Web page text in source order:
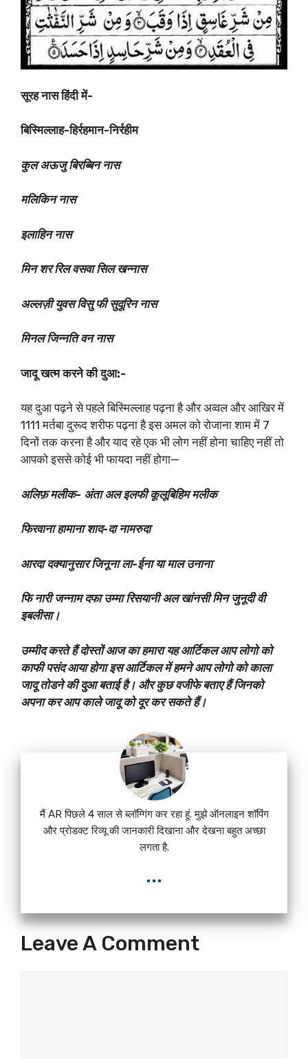
सूरह नास हिंदी में-
बिस्मिल्लाह-हिर्रहमान-निर्रहीम
कुल अऊजु बिरब्बिन नास
मलिकिन नास
इलाहिन नास
मिन शर रिल वसवा सिल खन्नास
अल्लज़ी युवस विसु फी सुदूरिन नास
मिनल जिन्नति वन नास
जादू खत्म करने की दुआ:-
यह दुआ पढ़ने से पहले बिस्मिल्लाह पढ़ना है और अव्वल और आखिर में
1111 मर्तबा दुरूद शरीफ पढ़ना है इस अमल को रोजाना शाम में 7
दिनों तक करना है और याद रहे एक भी लोग नहीं होना चाहिए नहीं तो
आपको इससे कोई भी फायदा नहीं होगा—
अलिफ़ मलीक- अंता अल इलफी कूलूबिहिम मलीक
फिरवाना हामाना शाद-दा नामरुदा
आरदा दक्यानुसार जिनूना ला-ईना या माल उनाना
फि नारी जन्नाम दफा उम्मा रिसयानी अल खांनसी मिन जुनूदी वी
इबलीसा।
उम्मीद करते हैं दोस्तों आज का हमारा यह आर्टिकल आप लोगो को
काफी पसंद आया होगा इस आर्टिकल में हमने आप लोगो को काला
जादू तोडने की दुआ बताई है। और कुछ वजीफे बताए हैं जिनको
अपना कर आप काले जादू को दूर कर सकते हैं।
मैं AR पिछले 4 साल से ब्लॉग्गिंग कर रहा हूं. मुझे ऑनलाइन शॉपिंग
और प्रोडक्ट रिव्यू की जानकारी दिखाना और देखना बहुत अच्छा
लगता है.
...
Leave A Comment